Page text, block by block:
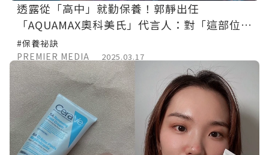
透露從「高中」就勤保養！郭靜出任
「AQUAMAX奧科美氏」代言人：對「這部位」
最有自信
#保養祕訣
PREMIER MEDIA
2025.03.17